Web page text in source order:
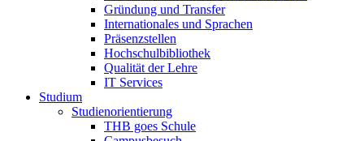
Gründung und Transfer
Internationales und Sprachen
Präsenzstellen
Hochschulbibliothek
Qualität der Lehre
IT Services
Studium
Studienorientierung
THB goes Schule